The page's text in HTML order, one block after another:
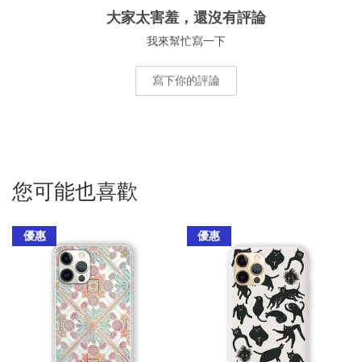
大家太害羞，還沒有評論
我來幫忙寫一下
寫下你的評論
您可能也喜歡
優惠 優惠